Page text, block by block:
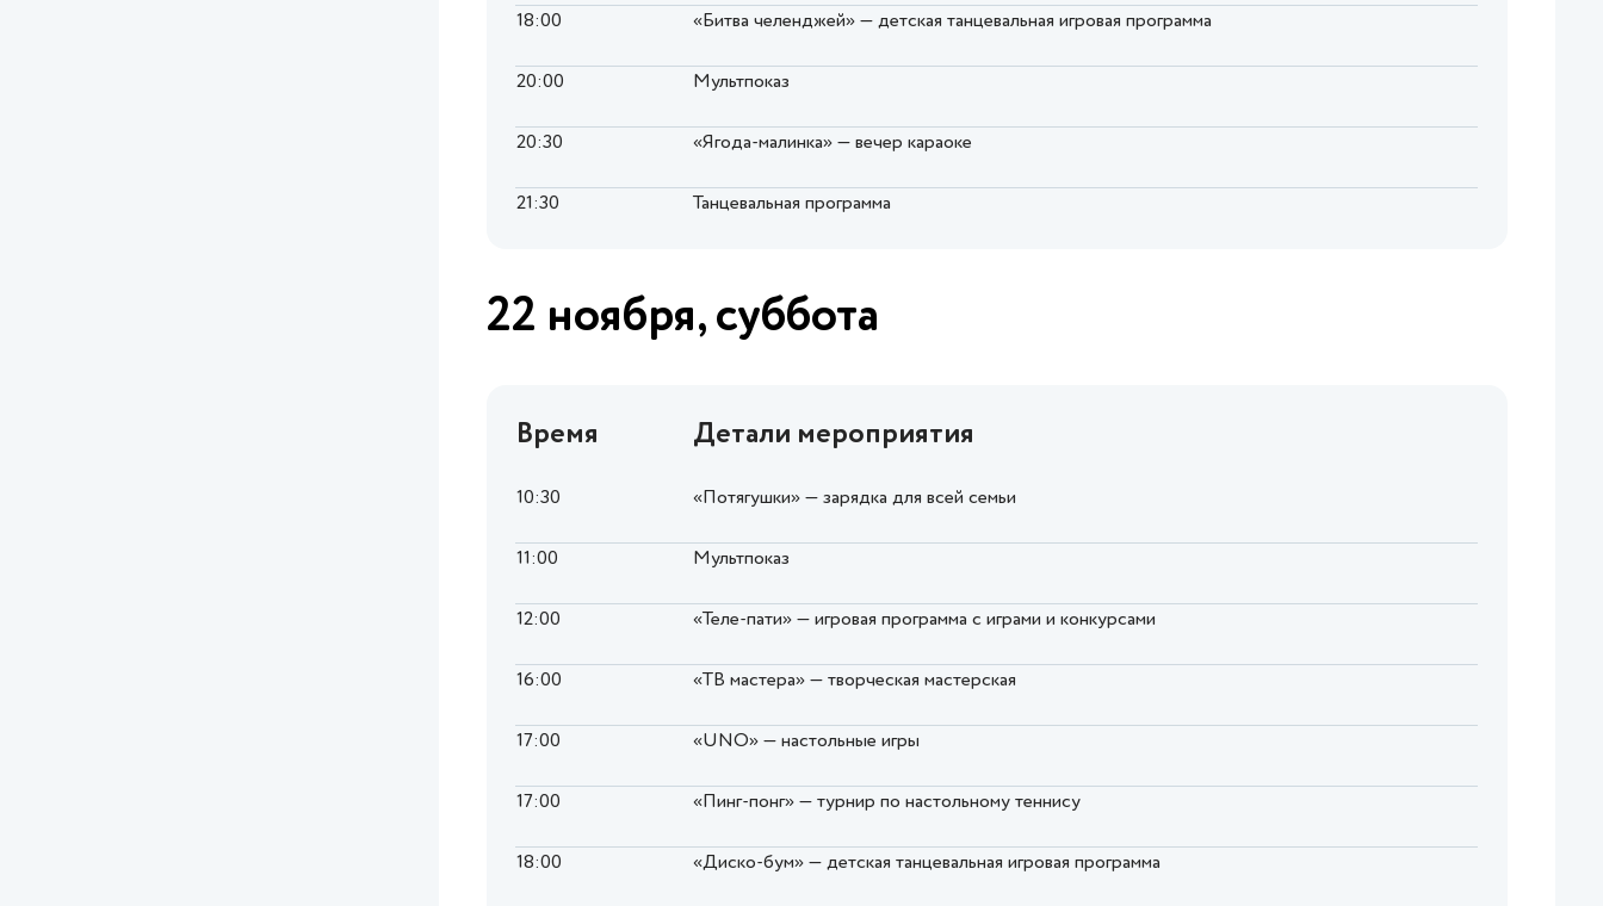
18:00 «Битва челенджей» — детская танцевальная игровая программа
20:00 Мультпоказ
20:30 «Ягода-малинка» — вечер караоке
21:30 Танцевальная программа
22 ноября, суббота
Время Детали мероприятия
10:30 «Потягушки» — зарядка для всей семьи
11:00 Мультпоказ
12:00 «Теле-пати» — игровая программа с играми и конкурсами
16:00 «ТВ мастера» — творческая мастерская
17:00 «UNO» — настольные игры
17:00 «Пинг-понг» — турнир по настольному теннису
18:00 «Диско-бум» — детская танцевальная игровая программа